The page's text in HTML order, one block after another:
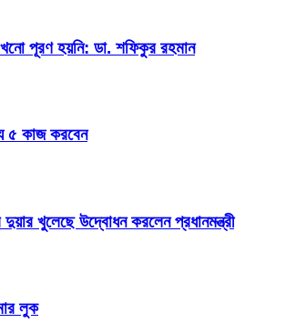
পূরণ হয়নি: ডা. শফিকুর রহমান
৫ কাজ করবেন
খুলেছে উদ্বোধন করলেন প্রধানমন্ত্রী
লুক